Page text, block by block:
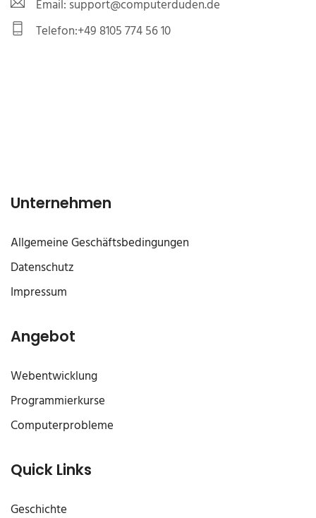
Email: support@computerduden.de
Telefon:+49 8105 774 56 10
Unternehmen
Allgemeine Geschäftsbedingungen
Datenschutz
Impressum
Angebot
Webentwicklung
Programmierkurse
Computerprobleme
Quick Links
Geschichte